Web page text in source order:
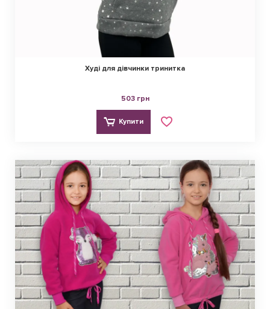
Худі для дівчинки тринитка
503 грн
Купити